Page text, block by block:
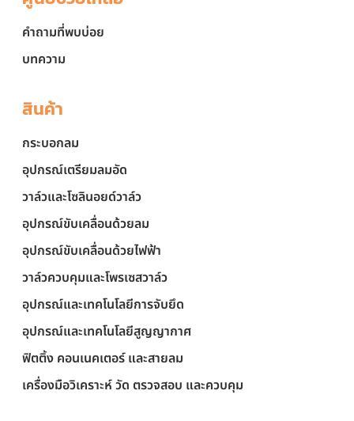
คำถามที่พบบ่อย
บทความ
สินค้า
กระบอกลม
อุปกรณ์เตรียมลมอัด
วาล์วและโซลินอยด์วาล์ว
อุปกรณ์ขับเคลื่อนด้วยลม
อุปกรณ์ขับเคลื่อนด้วยไฟฟ้า
วาล์วควบคุมและโพรเซสวาล์ว
อุปกรณ์และเทคโนโลยีการจับยึด
อุปกรณ์และเทคโนโลยีสูญญากาศ
ฟิตติ้ง คอนเนคเตอร์ และสายลม
เครื่องมือวิเคราะห์ วัด ตรวจสอบ และควบคุม